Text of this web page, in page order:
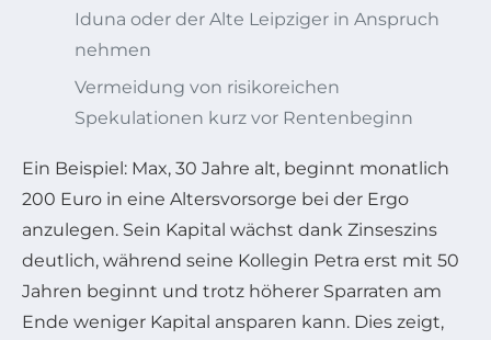
Iduna oder der Alte Leipziger in Anspruch
nehmen
Vermeidung von risikoreichen
Spekulationen kurz vor Rentenbeginn
Ein Beispiel: Max, 30 Jahre alt, beginnt monatlich
200 Euro in eine Altersvorsorge bei der Ergo
anzulegen. Sein Kapital wächst dank Zinseszins
deutlich, während seine Kollegin Petra erst mit 50
Jahren beginnt und trotz höherer Sparraten am
Ende weniger Kapital ansparen kann. Dies zeigt,